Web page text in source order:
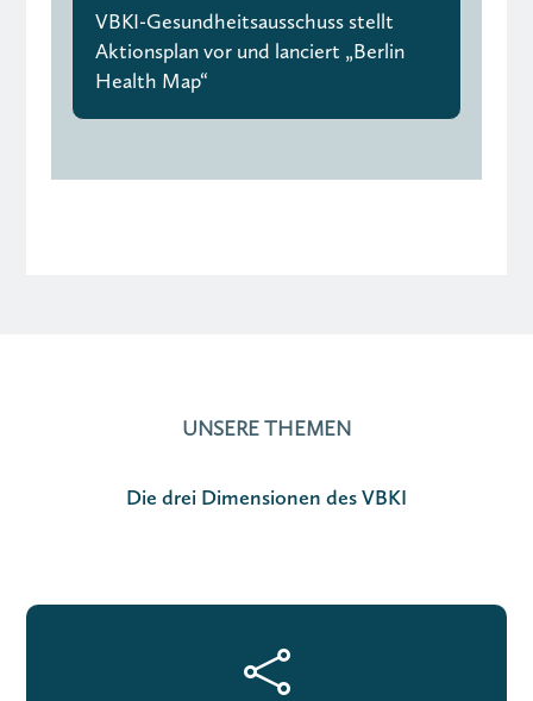
VBKI-Gesundheitsausschuss stellt
Aktionsplan vor und lanciert „Berlin
Health Map“
UNSERE THEMEN
Die drei Dimensionen des VBKI
